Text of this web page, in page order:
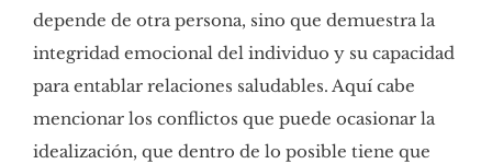
depende de otra persona, sino que demuestra la
integridad emocional del individuo y su capacidad
para entablar relaciones saludables. Aquí cabe
mencionar los conflictos que puede ocasionar la
idealización, que dentro de lo posible tiene que